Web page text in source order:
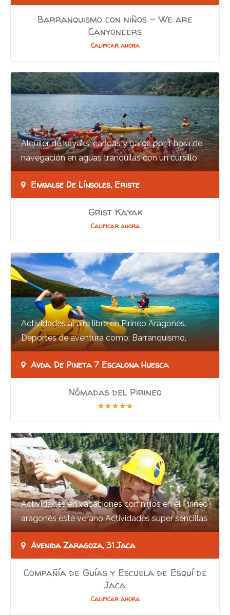
Barranquismo con niños – We are
Canyoneers
Calificar ahora
Alquiler de kayaks, canoas y barca por 1 hora de
navegación en aguas tranquilas con un cursillo
previo. Edad mínima permitida 2 años.…
Embalse De Línsoles, Eriste
Grist Kayak
Calificar ahora
Actividades al aire libre en Pirineo Aragonés.
Deportes de aventura como: Barranquismo,
kayak o canoas, senderismo, vías ferratas,…
Avda. De Pineta 7 Escalona Huesca
Nómadas del Pirineo
Actividades en vacaciones con niños en el Pirineo
aragonés este verano Actividades super sencillas
para tus vacaciones en Pirineos este…
Avenida Zaragoza, 31 Jaca
Compañía de Guías y Escuela de Esquí de
Jaca
Calificar ahora